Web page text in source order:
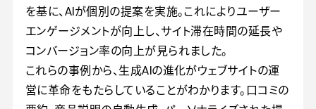
を基に、AIが個別の提案を実施。これによりユーザー
エンゲージメントが向上し、サイト滞在時間の延長や
コンバージョン率の向上が見られました。
これらの事例から、生成AIの進化がウェブサイトの運
営に革命をもたらしていることがわかります。口コミの